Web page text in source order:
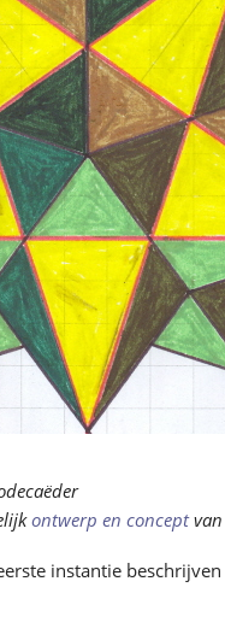
ontwerp en conceptvan
instantie beschrijven